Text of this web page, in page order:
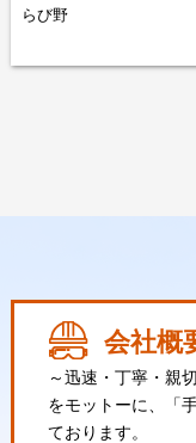
らび野
会社概
～迅速・丁寧・親
をモットーに、「
ております。